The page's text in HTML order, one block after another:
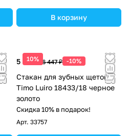
В корзину
10%
5 802 ₽ 6 447 ₽ -10%
Стакан для зубных щеток
Timo Luiro 18433/18 черное
золото
Скидка 10% в подарок!
Арт. 33757